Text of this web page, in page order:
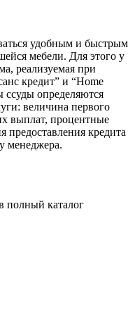
удобным и быстрым
мебели. Для этого у
реализуемая при
кредит” и “Home
ссуды определяются
величина первого
выплат, процентные
предоставления кредита
менеджера.
полный каталог